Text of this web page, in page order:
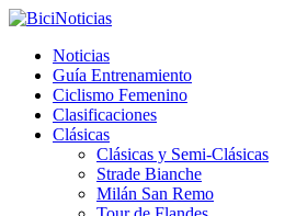
Noticias
Guía Entrenamiento
Ciclismo Femenino
Clasificaciones
Clásicas
Clásicas y Semi-Clásicas
Strade Bianche
Milán San Remo